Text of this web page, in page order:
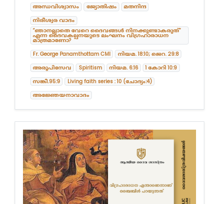
അന്ധവിശ്വാസം ജ്യോതിഷം
മതനിന്ദ
നിരീശ്വര വാദം
“ഞാനല്ലാതെ വേറെ ദൈവങ്ങൾ നിനക്കുണ്ടാകരുത്”
എന്ന ദൈവകല്പനയുടെ ലംഘനം വിഗ്രഹാരാധന
മാത്രമാണോ?
Fr. George Panamthottam CMI
നിയമ. 18:10; ജെറ. 29:8
അരൂപിസേവ
Spiritism നിയമ. 6:16
1 കോറി 10:9
സങ്കീ.95:9
Living faith series : 10 (ചോദ്യം:4)
അജ്ഞേയനാവാദം